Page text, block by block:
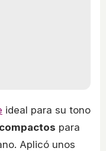
ideal para su tono
para
Aplicó unos